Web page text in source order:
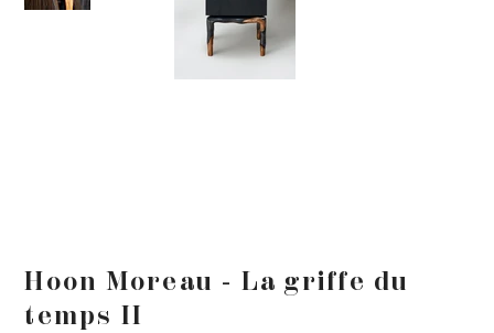
Hoon Moreau - La griffe du
temps II